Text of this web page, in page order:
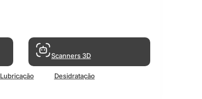
Lubricação
Desidratação
Scanners 3D